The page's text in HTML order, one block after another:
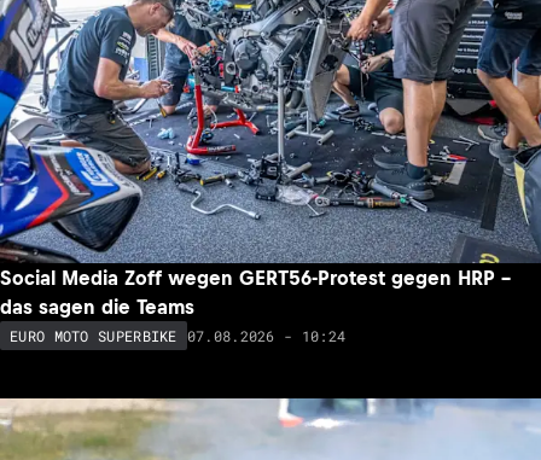
Social Media Zoff wegen GERT56-Protest gegen HRP –
das sagen die Teams
EURO MOTO SUPERBIKE 07.08.2026 - 10:24